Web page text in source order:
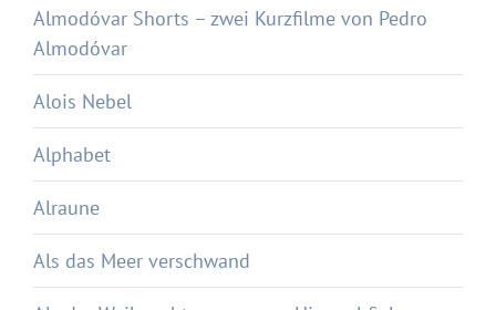
Almodóvar Shorts – zwei Kurzfilme von Pedro
Almodóvar
Alois Nebel
Alphabet
Alraune
Als das Meer verschwand